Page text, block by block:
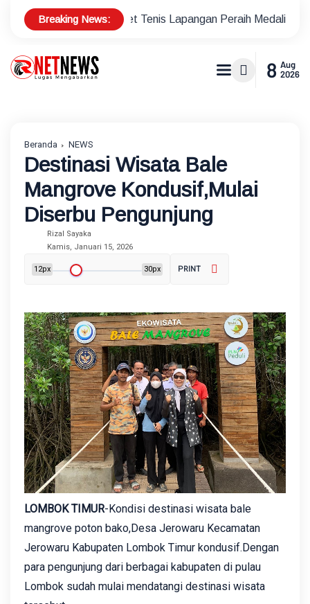
Breaking News:
Atlet Tenis Lapangan Peraih Medali di Ajang Porprov
8 Aug
2026
Beranda NEWS
Destinasi Wisata Bale
Mangrove Kondusif,Mulai
Diserbu Pengunjung
Rizal Sayaka
Kamis, Januari 15, 2026
12px 30px PRINT
LOMBOK TIMUR-Kondisi destinasi wisata bale
mangrove poton bako,Desa Jerowaru Kecamatan
Jerowaru Kabupaten Lombok Timur kondusif.Dengan
para pengunjung dari berbagai kabupaten di pulau
Lombok sudah mulai mendatangi destinasi wisata